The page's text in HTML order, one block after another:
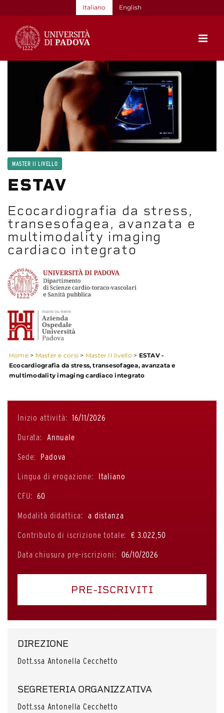
contenuto
Italiano English
MASTER II LIVELLO
ESTAV
Ecocardiografia da stress,
transesofagea, avanzata e
multimodality imaging
cardiaco integrato
Home> Master e corsi > Master II livello > ESTAV -
Ecocardiografia da stress, transesofagea, avanzata e
multimodality imaging cardiaco integrato
Inizio attività: 16/11/2026
Durata: Annuale
Sede: Padova
Lingua di erogazione: Italiano
CFU: 60
Modalità didattica: a distanza
Contributo di iscrizione totale: € 3.022,50
Data chiusura pre-iscrizioni: 06/10/2026
PRE-ISCRIVITI
DIREZIONE
Dott.ssa Antonella Cecchetto
SEGRETERIA ORGANIZZATIVA
Dott.ssa Antonella Cecchetto